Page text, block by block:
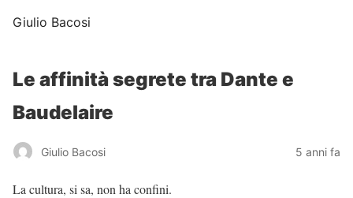
Giulio Bacosi
Le affinità segrete tra Dante e
Baudelaire
Giulio Bacosi 5 anni fa
La cultura, si sa, non ha confini.